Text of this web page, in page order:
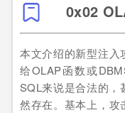
0x02
本文介绍的新型注入
给OLAP函数或
SQL来说是合法的，
然存在。基本上，攻